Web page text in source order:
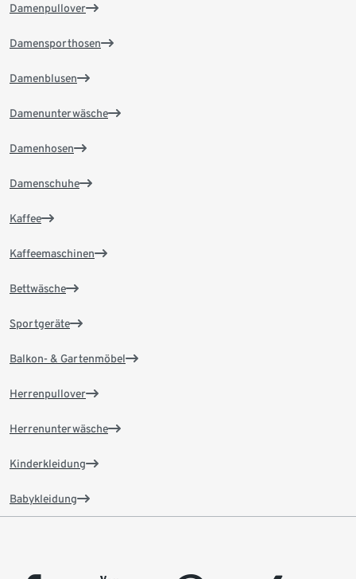
Damenpullover
Damensporthosen
Damenblusen
Damenunterwäsche
Damenhosen
Damenschuhe
Kaffee
Kaffeemaschinen
Bettwäsche
Sportgeräte
Balkon- & Gartenmöbel
Herrenpullover
Herrenunterwäsche
Kinderkleidung
Babykleidung